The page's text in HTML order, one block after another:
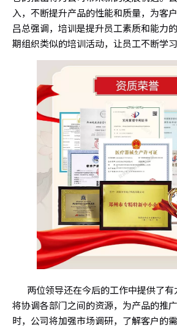
入，不断提升产品的性能和质量，为客
吕总强调，培训是提升员工素质和能力
期组织类似的培训活动，让员工不断学习
两位领导还在今后的工作中提供了有
将协调各部门之间的资源，为产品的推
时，公司将加强市场调研，了解客户的